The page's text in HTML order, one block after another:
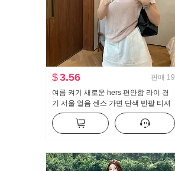
$3.56 판매 19
여름 켜기 새로운 hers 편안함 라이 경
기 서울 얼음 센스 가면 단색 반팔 티셔
츠 한국 스타일 캐주얼 슬림해 보이는
질감 맨위